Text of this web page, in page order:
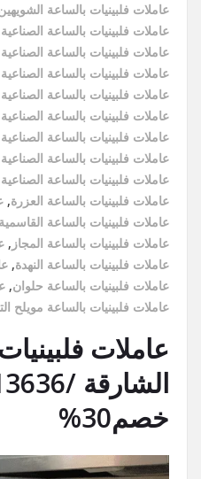
عاملات فلبينيات بالساعة
عاملات فلبينيات بالساعة الصناعية
عاملات فلبينيات بالساعة الصناعية 1
عاملات فلبينيات بالساعة الصناعية 2
عاملات فلبينيات بالساعة الصناعية 3
عاملات فلبينيات بالساعة الصناعية 4
عاملات فلبينيات بالساعة الصناعية 5
عاملات فلبينيات بالساعة الصناعية 6
عاملات فلبينيات بالساعة الصناعية 7
عاملات فلبينيات بالساعة العزرة,
عاملات فلبينيات بالساعة القاسمية
عاملات فلبينيات بالساعة المجاز ,
عاملات فلبينيات بالساعة النهدة,
عاملات فلبينيات بالساعة حلوان,
عاملات فلبينيات بالساعة مويلح
عاملات
خصم30%